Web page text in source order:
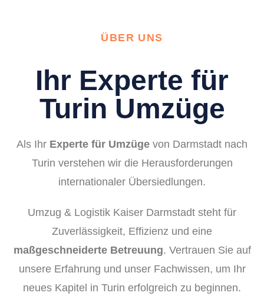
ÜBER UNS
Ihr Experte für
Turin Umzüge
Als Ihr Experte für Umzüge von Darmstadt nach
Turin verstehen wir die Herausforderungen
internationaler Übersiedlungen.
Umzug & Logistik Kaiser Darmstadt steht für
Zuverlässigkeit, Effizienz und eine
maßgeschneiderte Betreuung. Vertrauen Sie auf
unsere Erfahrung und unser Fachwissen, um Ihr
neues Kapitel in Turin erfolgreich zu beginnen.